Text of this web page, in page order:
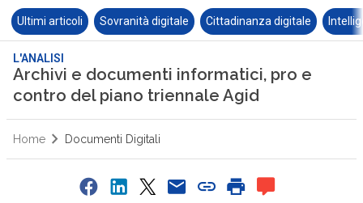
Ultimi articoli Sovranità digitale Cittadinanza digitale
L'ANALISI
Archivi e documenti informatici, pro e
contro del piano triennale Agid
Home Documenti Digitali